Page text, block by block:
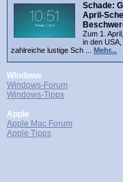
Schade:
April-
Zum 1.
in den
zahlreiche lustige Sch ... Mehr...
Windows
Windows-Forum
Windows-Tipps
Apple
Apple Mac Forum
Apple Tipps